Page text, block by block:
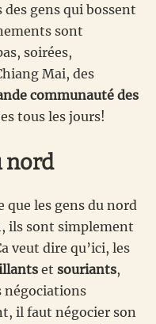
gens qui bossent
sont
soirées,
Mai, des
communauté des
tous les jours!
nord
que les gens du nord
ils sont simplement
veut dire qu’ici, les
et souriants,
négociations
il faut négocier son